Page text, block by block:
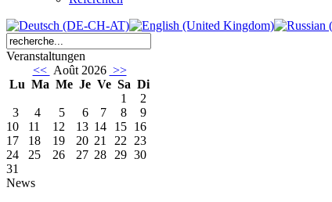
Veranstaltungen
<< Août 2026 >>
Lu Ma Me Je Ve Sa Di
1
2
3
4 5 6 7 8
9
10
11 12 13 14 15 16
17
18 19 20 21 22 23
24
25 26 27 28 29 30
31
News